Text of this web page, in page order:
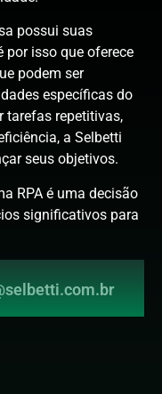
possui suas
por isso que oferece
podem ser
específicas do
tarefas repetitivas,
a Selbetti
seus objetivos.
RPA é uma decisão
significativos para